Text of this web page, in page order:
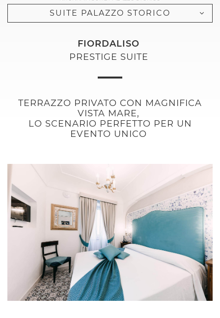
SUITE PALAZZO STORICO
FIORDALISO
PRESTIGE SUITE
TERRAZZO PRIVATO CON MAGNIFICA
VISTA MARE,
LO SCENARIO PERFETTO PER UN
EVENTO UNICO